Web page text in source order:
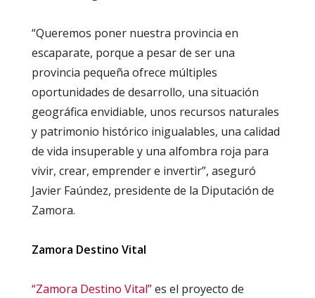
“Queremos poner nuestra provincia en
escaparate, porque a pesar de ser una
provincia pequeña ofrece múltiples
oportunidades de desarrollo, una situación
geográfica envidiable, unos recursos naturales
y patrimonio histórico inigualables, una calidad
de vida insuperable y una alfombra roja para
vivir, crear, emprender e invertir”, aseguró
Javier Faúndez, presidente de la Diputación de
Zamora.
Zamora Destino Vital
“Zamora Destino Vital”es el proyecto de